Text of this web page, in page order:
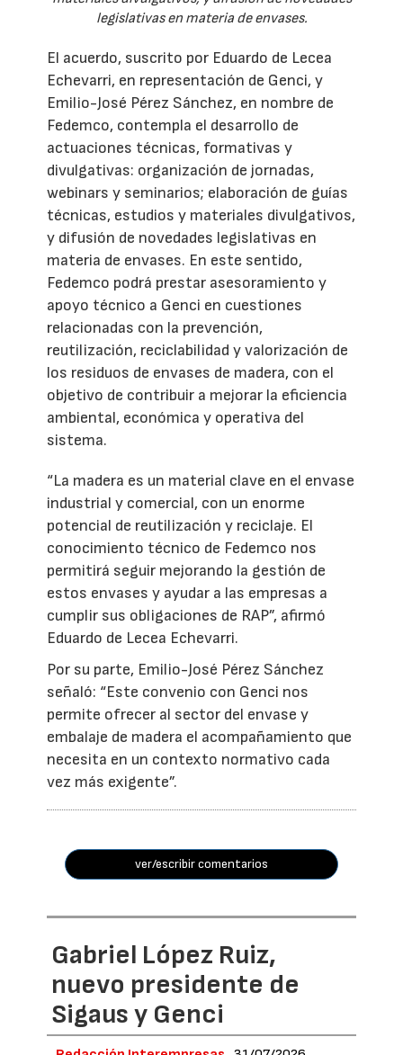
legislativas en materia de envases.
El acuerdo, suscrito por Eduardo de Lecea
Echevarri, en representación de Genci, y
Emilio-José Pérez Sánchez, en nombre de
Fedemco, contempla el desarrollo de
actuaciones técnicas, formativas y
divulgativas: organización de jornadas,
webinars y seminarios; elaboración de guías
técnicas, estudios y materiales divulgativos,
y difusión de novedades legislativas en
materia de envases. En este sentido,
Fedemco podrá prestar asesoramiento y
apoyo técnico a Genci en cuestiones
relacionadas con la prevención,
reutilización, reciclabilidad y valorización de
los residuos de envases de madera, con el
objetivo de contribuir a mejorar la eficiencia
ambiental, económica y operativa del
sistema.
“La madera es un material clave en el envase
industrial y comercial, con un enorme
potencial de reutilización y reciclaje. El
conocimiento técnico de Fedemco nos
permitirá seguir mejorando la gestión de
estos envases y ayudar a las empresas a
cumplir sus obligaciones de RAP”, afirmó
Eduardo de Lecea Echevarri.
Por su parte, Emilio-José Pérez Sánchez
señaló: “Este convenio con Genci nos
permite ofrecer al sector del envase y
embalaje de madera el acompañamiento que
necesita en un contexto normativo cada
vez más exigente”.
ver/escribir comentarios
Gabriel López Ruiz,
nuevo presidente de
Sigaus y Genci